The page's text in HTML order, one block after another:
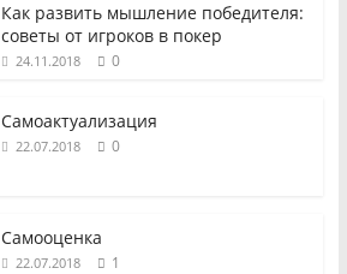
Как развить мышление победителя:
советы от игроков в покер
24.11.2018 0
Самоактуализация
22.07.2018 0
Самооценка
22.07.2018 1